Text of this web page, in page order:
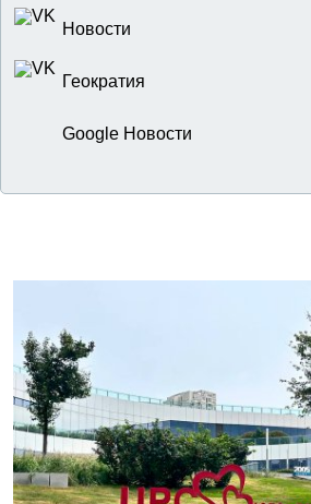
Новости
Геократия
Google Новости